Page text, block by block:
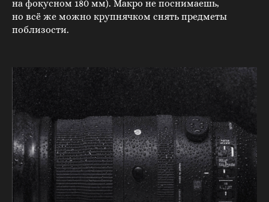
на фокусном 180 мм). Макро не поснимаешь,
но всё же можно крупнячком снять предметы
поблизости.